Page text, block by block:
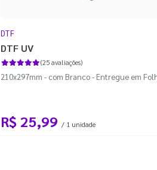
DTF
DTF UV
(25 avaliações)
210x297mm - com Branco - Entregue em
R$ 25,99 / 1 unidade